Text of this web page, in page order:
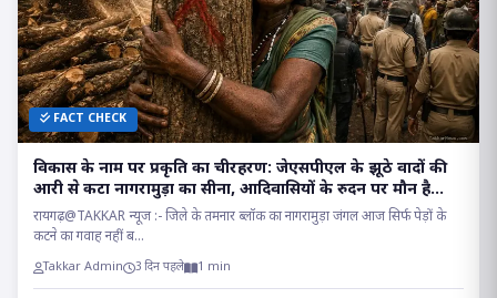
FACT CHECK
विकास के नाम पर प्रकृति का चीरहरण: जेएसपीएल के झूठे वादों की
आरी से कटा नागरामुड़ा का सीना, आदिवासियों के रुदन पर मौन है
सत्ता!
रायगढ़@TAKKAR न्यूज :- जिले के तमनार ब्लॉक का नागरामुड़ा जंगल आज सिर्फ पेड़ों के
कटने का गवाह नहीं ब...
Takkar Admin 3 दिन पहले 1 min